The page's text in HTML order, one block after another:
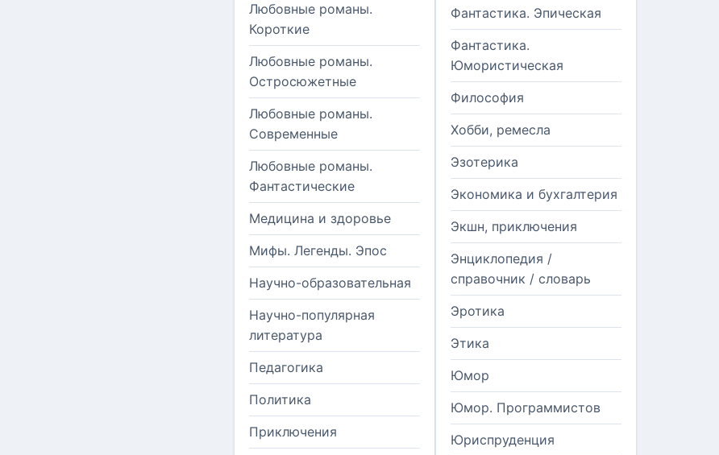
Любовные романы.
Короткие
Любовные романы.
Остросюжетные
Любовные романы.
Современные
Любовные романы.
Фантастические
Медицина и здоровье
Мифы. Легенды. Эпос
Научно-образовательная
Научно-популярная
литература
Педагогика
Политика
Приключения
Фантастика. Эпическая
Фантастика.
Юмористическая
Философия
Хобби, ремесла
Эзотерика
Экономика и бухгалтерия
Экшн, приключения
Энциклопедия /
справочник / словарь
Эротика
Этика
Юмор
Юмор. Программистов
Юриспруденция